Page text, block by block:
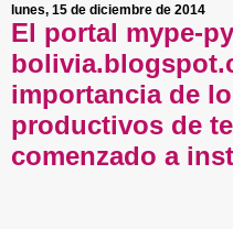
lunes, 15 de diciembre de 2014
El portal mype-
importancia de
productivos de
comenzado a